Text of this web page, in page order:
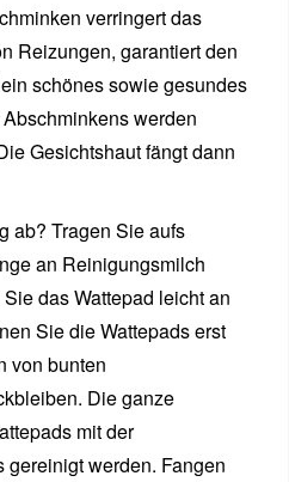
verringert das
Reizungen, garantiert den
schönes sowie gesundes
werden
Gesichtshaut fängt dann
ab? Tragen Sie aufs
an Reinigungsmilch
das Wattepad leicht an
Sie die Wattepads erst
von bunten
Die ganze
mit der
werden. Fangen